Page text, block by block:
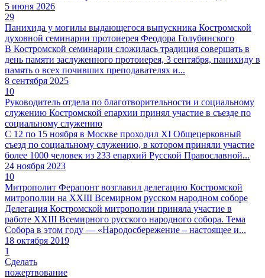
5 июня 2026
29
Панихида у могилы выдающегося выпускника Костромской
духовной семинарии протоиерея Феодора Голубинского
В Костромской семинарии сложилась традиция совершать в
день памяти заслуженного протоиерея, 3 сентября, панихиду в
память о всех почивших преподавателях и...
8 сентября 2025
10
Руководитель отдела по благотворительности и социальному
служению Костромской епархии принял участие в съезде по
социальному служению
С 12 по 15 ноября в Москве проходил XI Общецерковный
съезд по социальному служению, в котором приняли участие
более 1000 человек из 233 епархий Русской Православной...
24 ноября 2023
10
Митрополит Ферапонт возглавил делегацию Костромской
митрополии на XXIII Всемирном русском народном соборе
Делегация Костромской митрополии приняла участие в
работе XXIII Всемирного русского народного собора. Тема
Собора в этом году — «Народосбережение – настоящее и...
18 октября 2019
1
Сделать
пожертвование